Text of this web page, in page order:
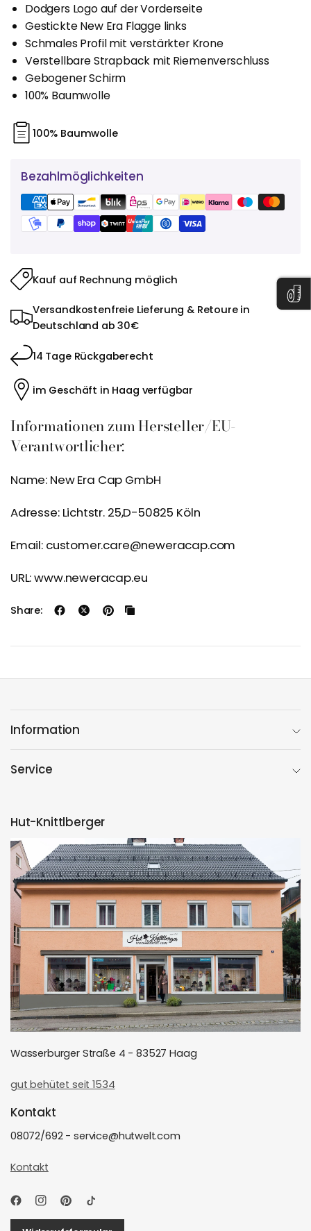
Dodgers Logo auf der Vorderseite
Gestickte New Era Flagge links
Schmales Profil mit verstärkter Krone
Verstellbare Strapback mit Riemenverschluss
Gebogener Schirm
100% Baumwolle
100% Baumwolle
Bezahlmöglichkeiten
Kauf auf Rechnung möglich
Versandkostenfreie Lieferung & Retoure in
Deutschland ab 30€
14 Tage Rückgaberecht
im Geschäft in Haag verfügbar
Informationen zum Hersteller/EU-
Verantwortlicher:
Name: New Era Cap GmbH
Adresse: Lichtstr. 25,D-50825 Köln
Email: customer.care@neweracap.com
URL: www.neweracap.eu
Share:
Information
Service
Hut-Knittlberger
Wasserburger Straße 4 - 83527 Haag
gut behütet seit 1534
Kontakt
08072/692 - service@hutwelt.com
Kontakt